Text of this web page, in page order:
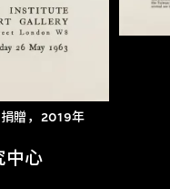
贈，2019年
中心
一世纪视觉